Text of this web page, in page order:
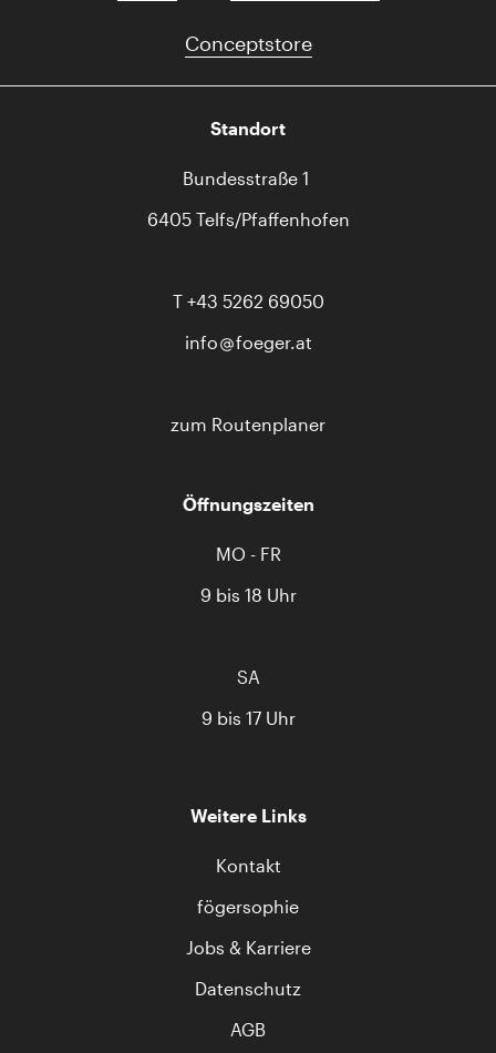
Conceptstore
Standort
Bundesstraße 1
6405 Telfs/Pfaffenhofen
T +43 5262 69050
info
foeger.at
zum Routenplaner
Öffnungszeiten
MO - FR
9 bis 18 Uhr
SA
9 bis 17 Uhr
Weitere Links
Kontakt
fögersophie
Jobs & Karriere
Datenschutz
AGB